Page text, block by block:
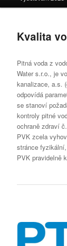
Kvalita
Pitná voda z
Water s.r.o., je
kanalizace, a.s.
odpovídá
se stanoví
kontroly pitné
ochraně zdraví
PVK zcela
stránce
PVK pravidelně